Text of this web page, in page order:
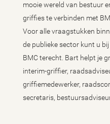
mooie wereld van bestuur
griffies te verbinden met
Voor alle vraagstukken
de publieke sector kunt u bij
BMC terecht. Bart helpt je
interim-griffier,
griffiemedewerker,
secretaris,